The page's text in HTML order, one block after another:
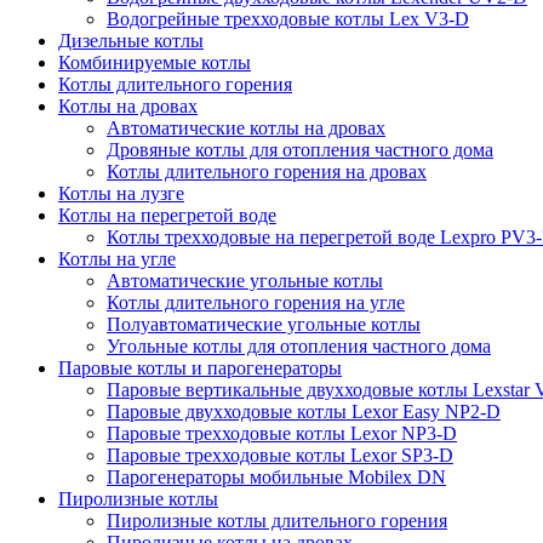
Водогрейные трехходовые котлы Lex V3-D
Дизельные котлы
Комбинируемые котлы
Котлы длительного горения
Котлы на дровах
Автоматические котлы на дровах
Дровяные котлы для отопления частного дома
Котлы длительного горения на дровах
Котлы на лузге
Котлы на перегретой воде
Котлы трехходовые на перегретой воде Lexpro
Котлы на угле
Автоматические угольные котлы
Котлы длительного горения на угле
Полуавтоматические угольные котлы
Угольные котлы для отопления частного дома
Паровые котлы и парогенераторы
Паровые вертикальные двухходовые котлы Lexstar
Паровые двухходовые котлы Lexor Easy NP2-D
Паровые трехходовые котлы Lexor NP3-D
Паровые трехходовые котлы Lexor SP3-D
Парогенераторы мобильные Mobilex DN
Пиролизные котлы
Пиролизные котлы длительного горения